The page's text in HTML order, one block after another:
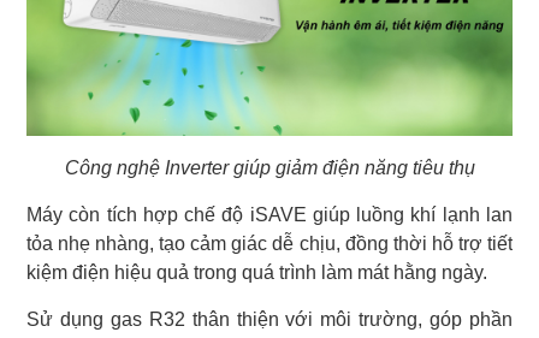
Công nghệ Inverter giúp giảm điện năng tiêu thụ
Máy còn tích hợp chế độ iSAVE giúp luồng khí lạnh lan
tỏa nhẹ nhàng, tạo cảm giác dễ chịu, đồng thời hỗ trợ tiết
kiệm điện hiệu quả trong quá trình làm mát hằng ngày.
Sử dụng gas R32 thân thiện với môi trường, góp phần